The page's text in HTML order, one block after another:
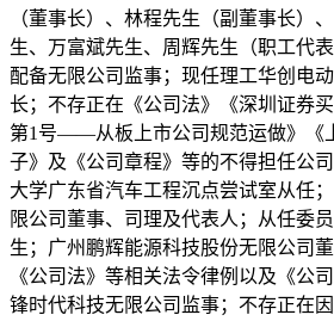
（董事长）、林程先生（副董事长）
生、万富斌先生、周辉先生（职工代
配备无限公司监事；现任理工华创电
长；不存正在《公司法》《深圳证券
第1号——从板上市公司规范运做》《
子》及《公司章程》等的不得担任公
大学广东省汽车工程沉点尝试室从任
限公司董事、司理及代表人；从任委
生；广州鹏辉能源科技股份无限公司
《公司法》等相关法令律例以及《公
锋时代科技无限公司监事；不存正在